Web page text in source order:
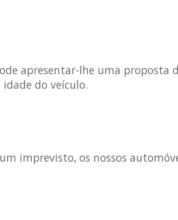
apresentar-lhe uma
do veículo.
imprevisto, os nossos